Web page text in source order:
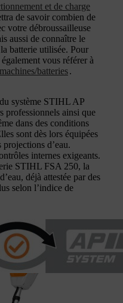
et de charge
de savoir combien de
votre débroussailleuse
aussi de connaître le
batterie utilisée. Pour
vous référer à
batteries.
système STIHL AP
professionnels ainsi que
dans des conditions
sont dès lors équipées
projections d’eau.
internes exigeants.
STIHL FSA 250, la
déjà attestée par des
selon l’indice de